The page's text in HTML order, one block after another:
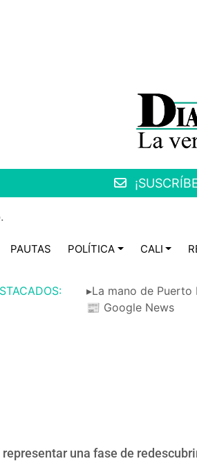
PAUTAS POLÍTICA CALI
▸La mano de Puerto
📰 Google News
una fase de